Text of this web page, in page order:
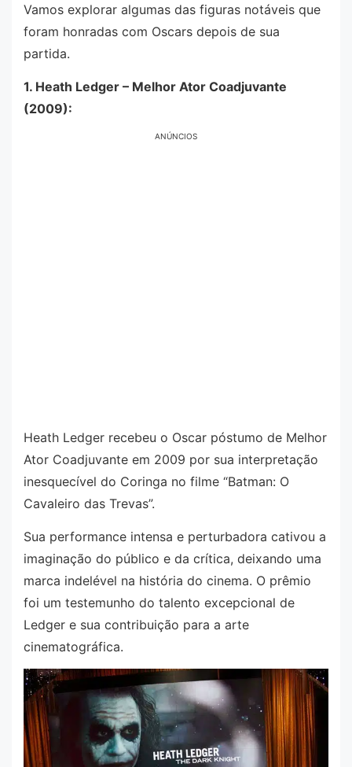
Vamos explorar algumas das figuras notáveis que
foram honradas com Oscars depois de sua
partida.
1. Heath Ledger – Melhor Ator Coadjuvante
(2009):
ANÚNCIOS
Heath Ledger recebeu o Oscar póstumo de Melhor
Ator Coadjuvante em 2009 por sua interpretação
inesquecível do Coringa no filme “Batman: O
Cavaleiro das Trevas”.
Sua performance intensa e perturbadora cativou a
imaginação do público e da crítica, deixando uma
marca indelével na história do cinema. O prêmio
foi um testemunho do talento excepcional de
Ledger e sua contribuição para a arte
cinematográfica.